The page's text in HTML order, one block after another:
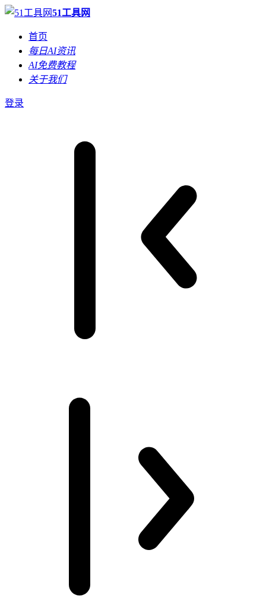
51工具网
首页
每日AI资讯
AI免费教程
关于我们
登录